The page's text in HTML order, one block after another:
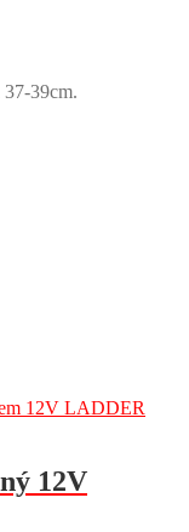
37-39cm.
12V